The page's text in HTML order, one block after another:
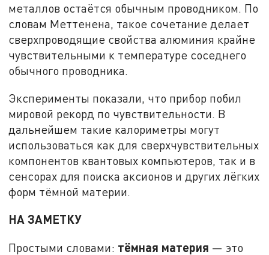
металлов остаётся обычным проводником. По
словам Меттенена, такое сочетание делает
сверхпроводящие свойства алюминия крайне
чувствительными к температуре соседнего
обычного проводника.
Эксперименты показали, что прибор побил
мировой рекорд по чувствительности. В
дальнейшем такие калориметры могут
использоваться как для сверхчувствительных
компонентов квантовых компьютеров, так и в
сенсорах для поиска аксионов и других лёгких
форм тёмной материи.
НА ЗАМЕТКУ
Простыми словами: тёмная материя — это